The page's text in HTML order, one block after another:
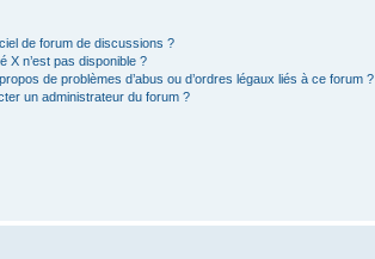
de forum de discussions ?
X n’est pas disponible ?
de problèmes d’abus ou d’ordres légaux liés à ce forum ?
un administrateur du forum ?